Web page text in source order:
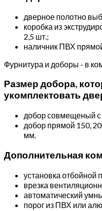
дверное полотно
коробка из
2,5 шт.;
наличник ПВХ
Фурнитура и доборы - в
Размер добора,
укомплектовать
добор совмещеный
добор прямой 150,
мм.
Дополнительная
установка отбойной
врезка
автоматический
порог из ПВХ или